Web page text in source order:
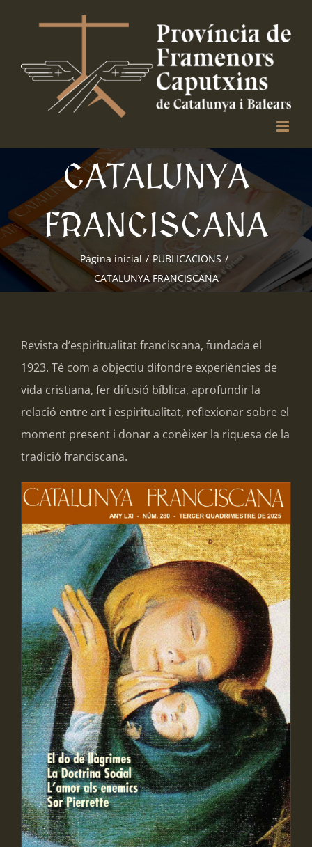
CATALUNYA
FRANCISCANA
Pàgina inicial / PUBLICACIONS /
CATALUNYA FRANCISCANA
Revista d’espiritualitat franciscana, fundada el
1923. Té com a objectiu difondre experiències de
vida cristiana, fer difusió bíblica, aprofundir la
relació entre art i espiritualitat, reflexionar sobre el
moment present i donar a conèixer la riquesa de la
tradició franciscana.